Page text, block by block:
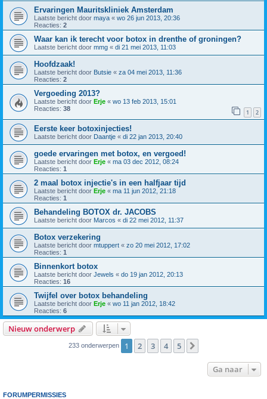
Ervaringen Mauritskliniek Amsterdam
Laatste bericht door maya « wo 26 jun 2013, 20:36
Reacties: 2
Waar kan ik terecht voor botox in drenthe of groningen?
Laatste bericht door mmg « di 21 mei 2013, 11:03
Hoofdzaak!
Laatste bericht door Butsie « za 04 mei 2013, 11:36
Reacties: 2
Vergoeding 2013?
Laatste bericht door Erje « wo 13 feb 2013, 15:01
Reacties: 38 1 2
Eerste keer botoxinjecties!
Laatste bericht door Daantje « di 22 jan 2013, 20:40
goede ervaringen met botox, en vergoed!
Laatste bericht door Erje « ma 03 dec 2012, 08:24
Reacties: 1
2 maal botox injectie's in een halfjaar tijd
Laatste bericht door Erje « ma 11 jun 2012, 21:18
Reacties: 1
Behandeling BOTOX dr. JACOBS
Laatste bericht door Marcos « di 22 mei 2012, 11:37
Botox verzekering
Laatste bericht door mtuppert « zo 20 mei 2012, 17:02
Reacties: 1
Binnenkort botox
Laatste bericht door Jewels « do 19 jan 2012, 20:13
Reacties: 16
Twijfel over botox behandeling
Laatste bericht door Erje « wo 11 jan 2012, 18:42
Reacties: 6
Nieuw onderwerp
233 onderwerpen 1 2 3 4 5
Ga naar
FORUMPERMISSIES